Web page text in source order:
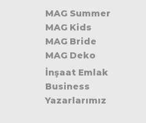
MAG Summer
MAG Kids
MAG Bride
MAG Deko
İnşaat Emlak
Business
Yazarlarımız